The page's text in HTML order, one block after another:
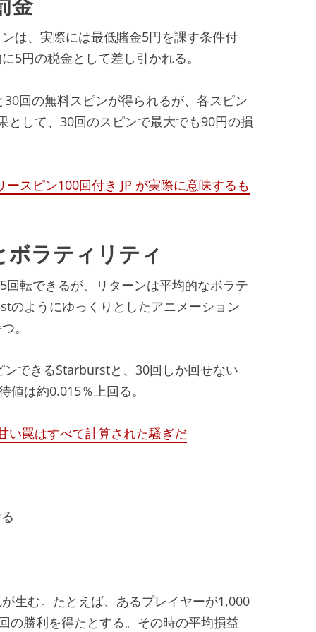
は、実際には最低賭金5円を課す条件付
5円の税金として差し引かれる。
回の無料スピンが得られるが、各スピン
として、30回のスピンで最大でも90円の損
スピン100回付き JP が実際に意味するも
ラティリティ
転できるが、リターンは平均的なボラテ
のようにゆっくりとしたアニメーション
。
できるStarburstと、30回しか回せない
値は約0.015％上回る。
罠はすべて計算された騒ぎだ
生む。たとえば、あるプレイヤーが1,000
の勝利を得たとする。その時の平均損益